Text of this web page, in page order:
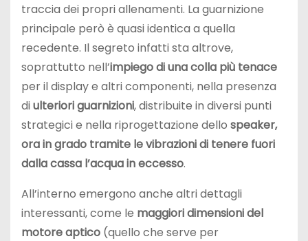
traccia dei propri allenamenti. La guarnizione
principale però è quasi identica a quella
recedente. Il segreto infatti sta altrove,
soprattutto nell’impiego di una colla più tenace
per il display e altri componenti, nella presenza
diulteriori guarnizioni, distribuite in diversi punti
strategici e nella riprogettazione dello speaker,
ora in grado tramite le vibrazioni di tenere fuori
dalla cassa l’acqua in eccesso.
All’interno emergono anche altri dettagli
interessanti, come le maggiori dimensioni del
motore aptico (quello che serve per